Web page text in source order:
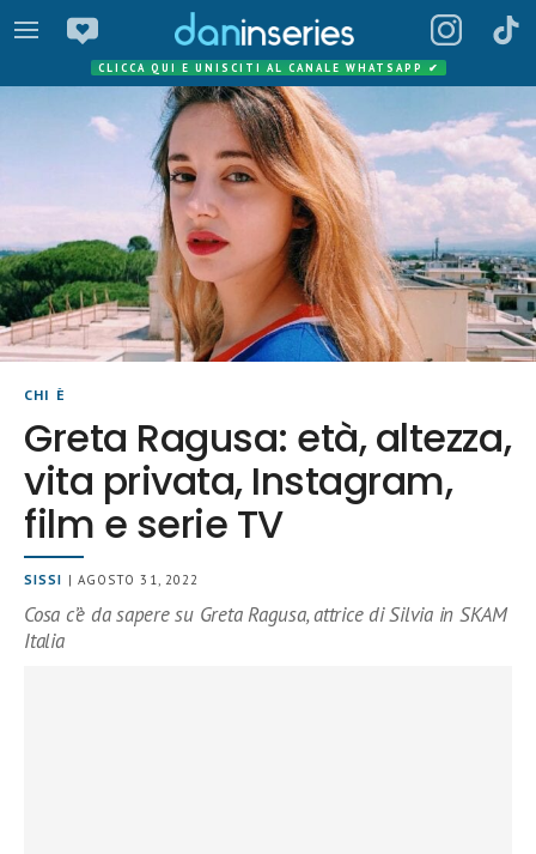
CLICCA QUI E UNISCITI AL CANALE WHATSAPP ✔
CHI È
Greta Ragusa: età, altezza,
vita privata, Instagram,
film e serie TV
SISSI | AGOSTO 31, 2022
Cosa c’è da sapere su Greta Ragusa, attrice di Silvia in SKAM
Italia